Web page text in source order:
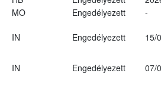
MO Engedélyezett
-
IN Engedélyezett 15/
IN Engedélyezett
07/